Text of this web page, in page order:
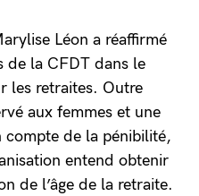
Léon a réaffirmé
de la CFDT dans le
les retraites. Outre
aux femmes et une
compte de la pénibilité,
entend obtenir
de l’âge de la retraite.